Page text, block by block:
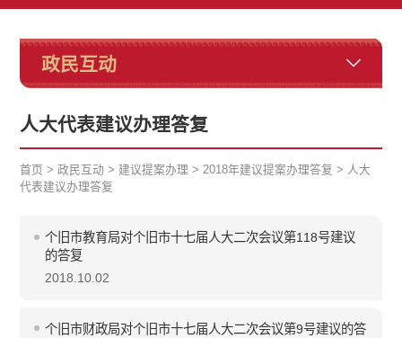
政民互动
人大代表建议办理答复
首页 >政民互动 > 建议提案办理 > 2018年建议提案办理答复 > 人大
代表建议办理答复
个旧市教育局对个旧市十七届人大二次会议第118号建议
的答复
2018.10.02
个旧市财政局对个旧市十七届人大二次会议第9号建议的答